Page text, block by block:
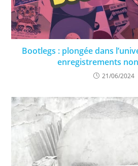
Bootlegs : plongée dans
enregistrements
21/06/2024